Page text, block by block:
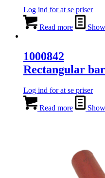
Log ind for at se priser
Read more
1000842
Rectangular
Log ind for at se priser
Read more